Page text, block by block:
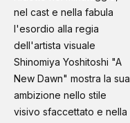
nel cast e nella fabula
l'esordio alla regia
dell'artista visuale
Shinomiya Yoshitoshi "A
New Dawn" mostra la sua
ambizione nello stile
visivo sfaccettato e nella